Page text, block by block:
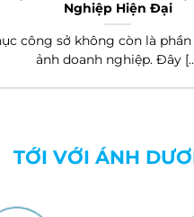
Nghiệp?
vải may đồng phục hè là
đến cảm [...]
TỚI VỚI ÁNH